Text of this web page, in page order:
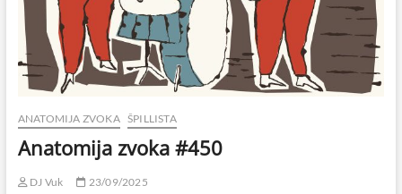
ANATOMIJA ZVOKA ŠPILLISTA
Anatomija zvoka #450
DJ Vuk 23/09/2025